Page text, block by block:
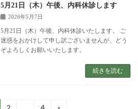
5月21日（木）午後、内科休診します
2026年5月7日
5月21日（木）午後、内科休診いたします。 ご
迷惑をおかけして申し訳ございませんが、どう
ぞよろしくお願いいたします。
続きを読む
2 4 »